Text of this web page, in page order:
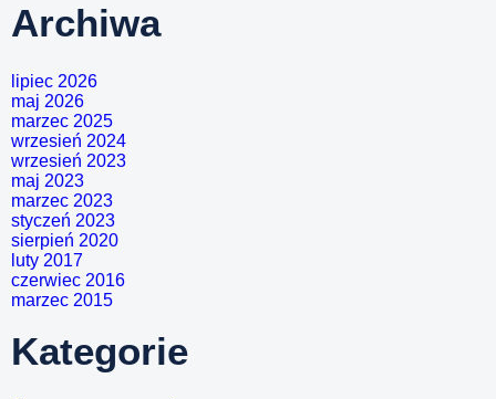
Archiwa
lipiec 2026
maj 2026
marzec 2025
wrzesień 2024
wrzesień 2023
maj 2023
marzec 2023
styczeń 2023
sierpień 2020
luty 2017
czerwiec 2016
marzec 2015
Kategorie